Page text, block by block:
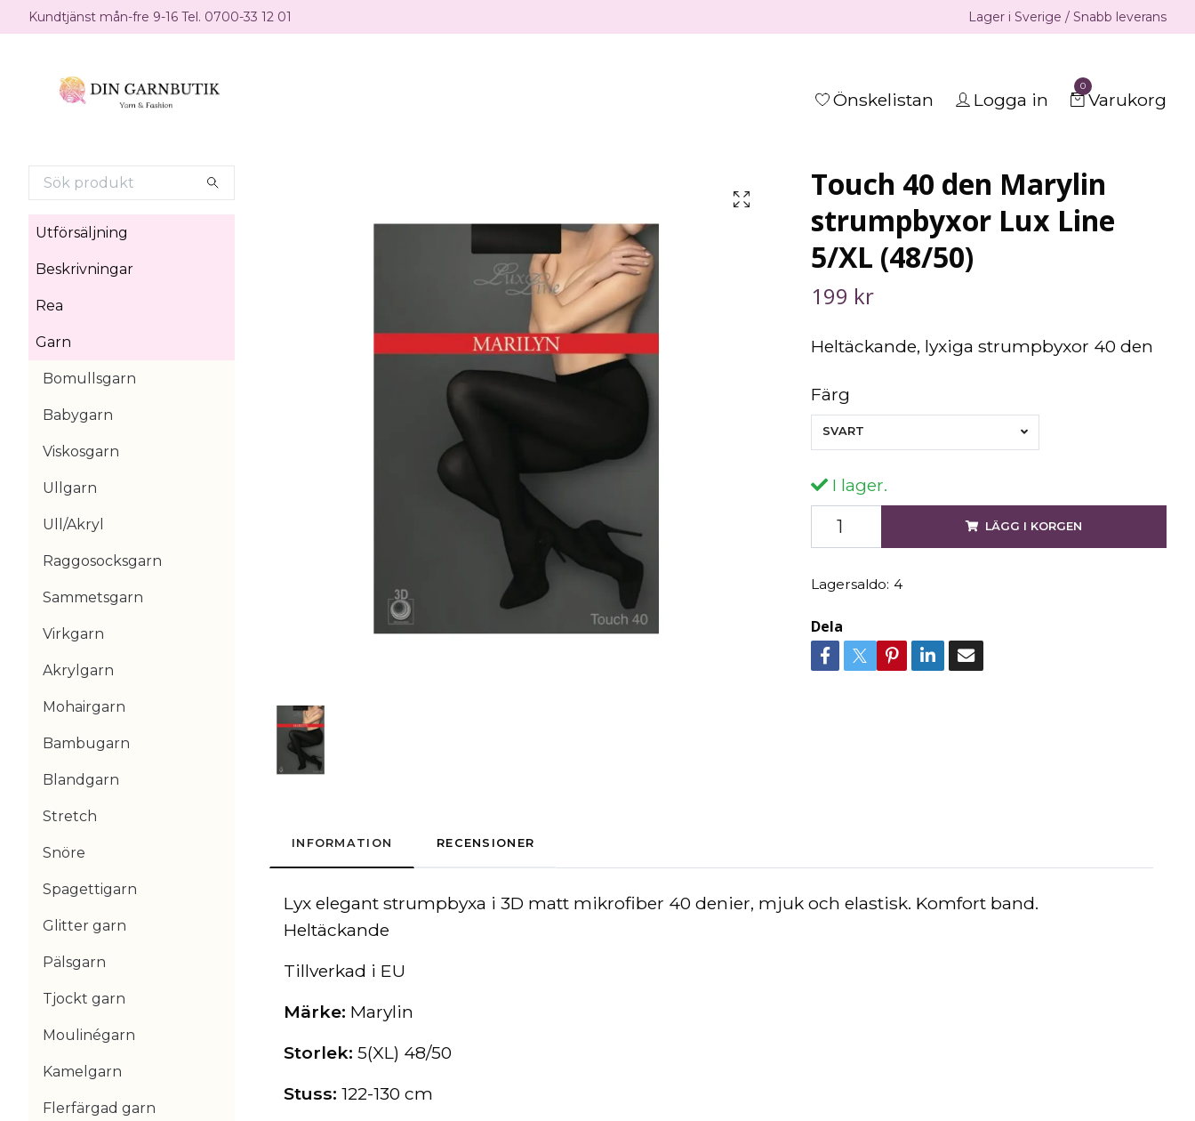
Kundtjänst mån-fre 9-16 Tel. 0700-33 12 01 Lager i Sverige / Snabb leverans
Önskelistan Logga in
0
Varukorg
Utförsäljning
Beskrivningar
Rea
Garn
Bomullsgarn
Babygarn
Viskosgarn
Ullgarn
Ull/Akryl
Raggosocksgarn
Sammetsgarn
Virkgarn
Akrylgarn
Mohairgarn
Bambugarn
Blandgarn
Stretch
Snöre
Spagettigarn
Glitter garn
Pälsgarn
Tjockt garn
Moulinégarn
Kamelgarn
Flerfärgad garn
Touch 40 den Marylin
strumpbyxor Lux Line
5/XL (48/50)
199 kr
Heltäckande, lyxiga strumpbyxor 40 den
Färg
SVART
I lager.
LÄGG I KORGEN
Lagersaldo: 4
Dela
INFORMATION RECENSIONER
Lyx elegant strumpbyxa i 3D matt mikrofiber 40 denier, mjuk och elastisk. Komfort band.
Heltäckande
Tillverkad i EU
Märke: Marylin
Storlek: 5(XL) 48/50
Stuss: 122-130 cm